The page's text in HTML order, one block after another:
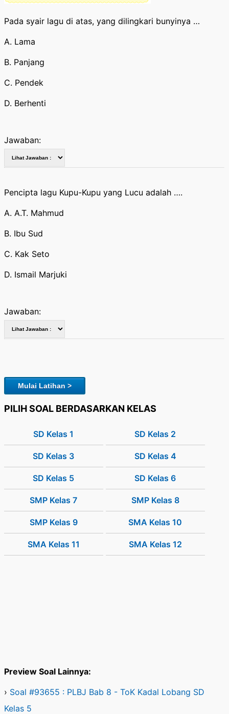
Pada syair lagu di atas, yang dilingkari bunyinya …
A. Lama
B. Panjang
C. Pendek
D. Berhenti
Jawaban:
Pencipta lagu Kupu-Kupu yang Lucu adalah ….
A. A.T. Mahmud
B. Ibu Sud
C. Kak Seto
D. Ismail Marjuki
Jawaban:
Mulai Latihan >
PILIH SOAL BERDASARKAN KELAS
SD Kelas 1 SD Kelas 2
SD Kelas 3 SD Kelas 4
SD Kelas 5 SD Kelas 6
SMP Kelas 7 SMP Kelas 8
SMP Kelas 9 SMA Kelas 10
SMA Kelas 11 SMA Kelas 12
Preview Soal Lainnya:
› Soal #93655 : PLBJ Bab 8 - ToK Kadal Lobang SD
Kelas 5